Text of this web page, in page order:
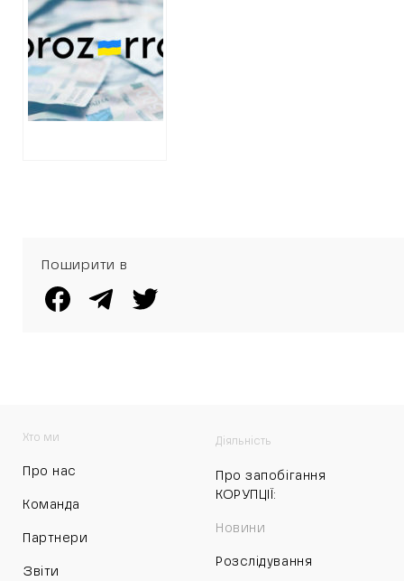
у Харкові
приховало
договори на
ремонт укриття
Поширити в
Хто ми
Про нас
Команда
Партнери
Звіти
Діяльність
Про запобігання
КОРУПЦІЇ:
Новини
Розслідування